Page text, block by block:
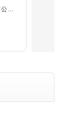
日の出」 徒歩14分
歩10分